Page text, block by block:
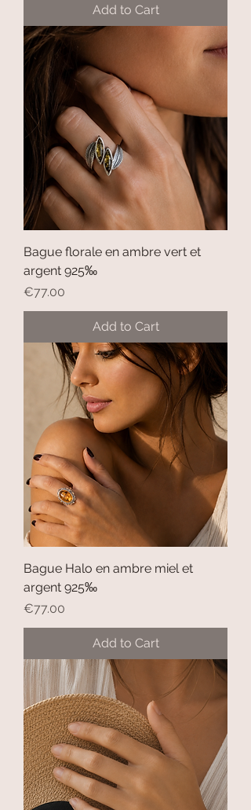
Add to Cart
Bague florale en ambre vert et
argent 925‰
Price
€77.00
Add to Cart
Bague Halo en ambre miel et
argent 925‰
Price
€77.00
Add to Cart